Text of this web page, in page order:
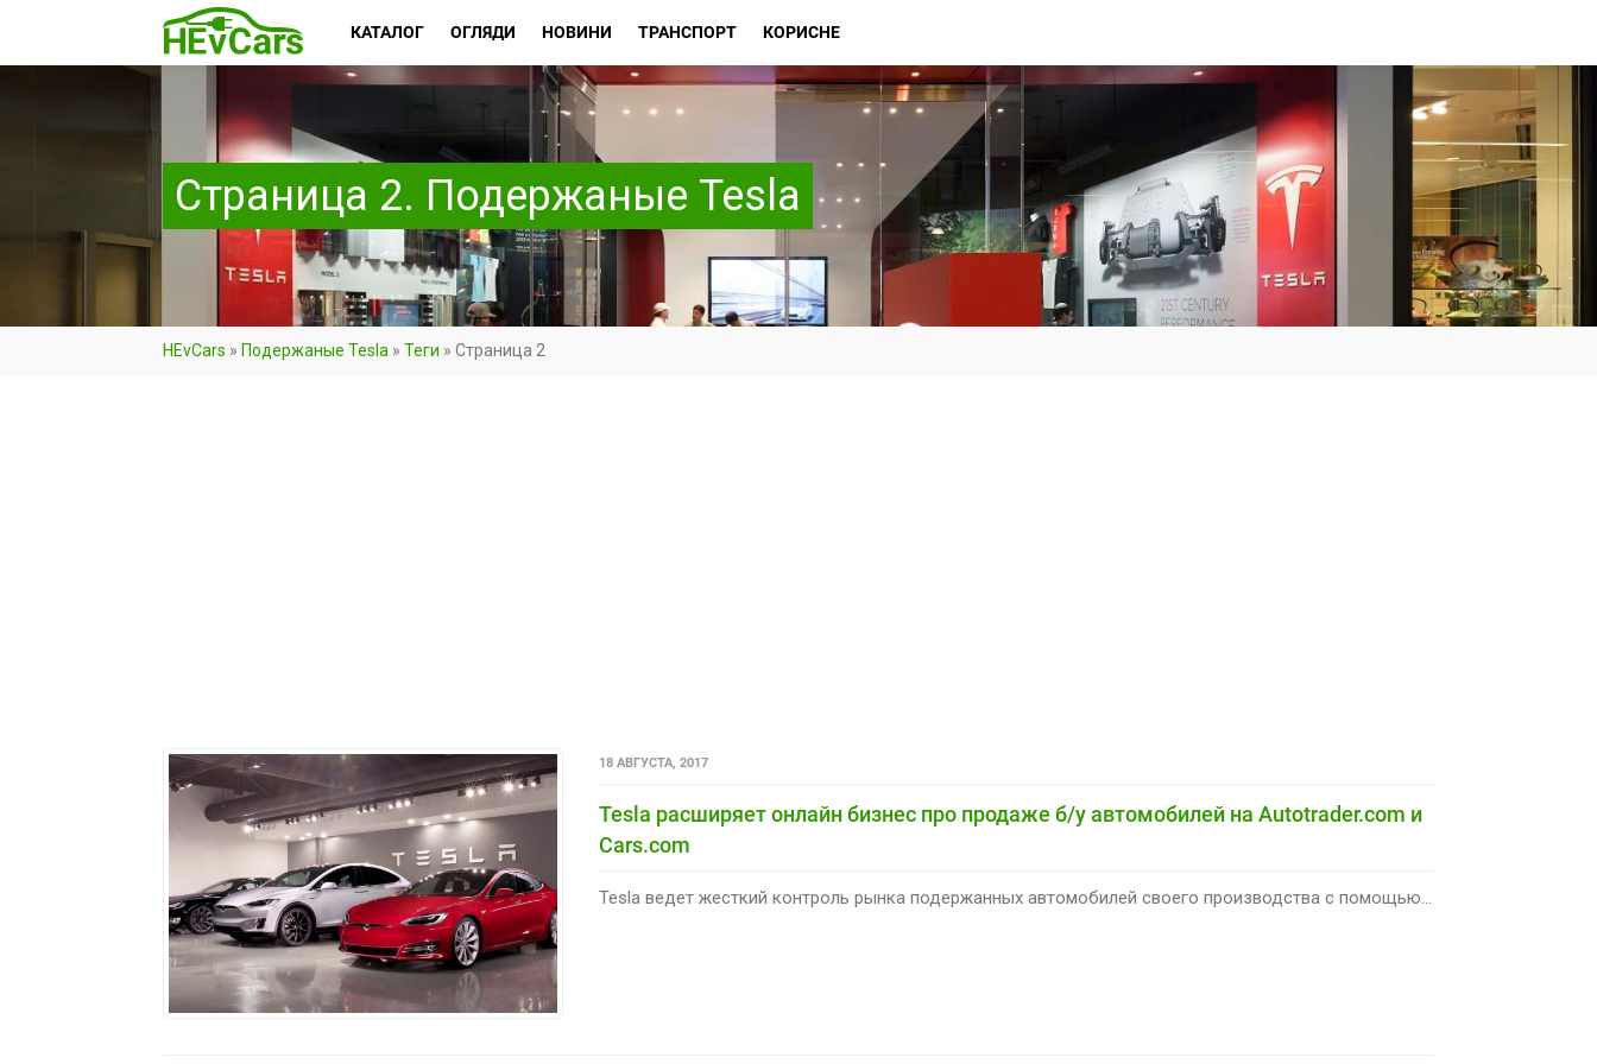
КАТАЛОГ ОГЛЯДИ НОВИНИ ТРАНСПОРТ КОРИСНЕ
Страница 2. Подержаные Tesla
HEvCars » Подержаные Tesla » Теги » Страница 2
18 АВГУСТА, 2017
Tesla расширяет онлайн бизнес про продаже б/у автомобилей на Autotrader.com и
Сars.com
Tesla ведет жесткий контроль рынка подержанных автомобилей своего производства с помощью...